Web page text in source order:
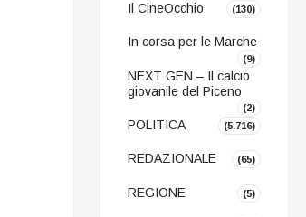
Il CineOcchio (130)
In corsa per le Marche
(9)
NEXT GEN – Il calcio
giovanile del Piceno
(2)
POLITICA (5.716)
REDAZIONALE (65)
REGIONE (5)